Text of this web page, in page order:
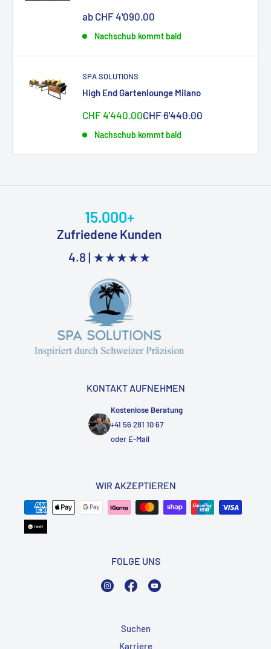
Sonderpreis
ab CHF 4'090.00
Nachschub kommt bald
SPA SOLUTIONS
High End Gartenlounge Milano
Sonderpreis
CHF 4'440.00Normalpreis
CHF 6'440.00
Nachschub kommt bald
15.000+
Zufriedene Kunden
4.8 | ★★★★★
KONTAKT AUFNEHMEN
Kostenlose Beratung
+41 56 281 10 67
oder E-Mail
WIR AKZEPTIEREN
FOLGE UNS
InstagramFacebook
Suchen
Karriere